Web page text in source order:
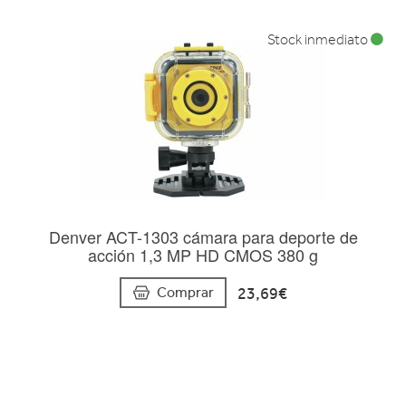
Denver ACT-1303 cámara para deporte de
acción 1,3 MP HD CMOS 380 g
Comprar 23,69€
Stock inmediato